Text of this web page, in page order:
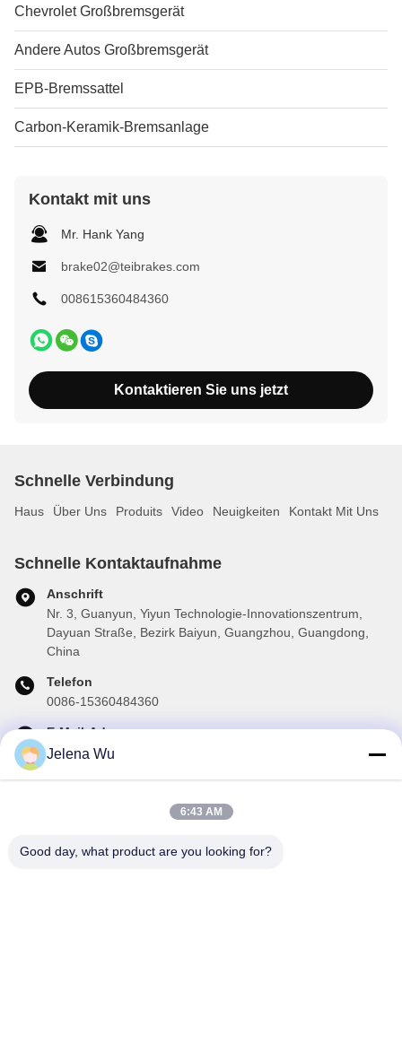
Chevrolet Großbremsgerät
Andere Autos Großbremsgerät
EPB-Bremssattel
Carbon-Keramik-Bremsanlage
Kontakt mit uns
Mr. Hank Yang
brake02@teibrakes.com
008615360484360
Kontaktieren Sie uns jetzt
Schnelle Verbindung
Haus Über Uns Produits Video Neuigkeiten Kontakt Mit Uns
Schnelle Kontaktaufnahme
Anschrift
Nr. 3, Guanyun, Yiyun Technologie-Innovationszentrum,
Dayuan Straße, Bezirk Baiyun, Guangzhou, Guangdong,
China
Telefon
0086-15360484360
E-Mail-Adresse
brake02@teibrakes.com
Abonnieren Sie unseren Newsletter für Rabatte und mehr.
Jelena Wu
6:43 AM
Good day, what product are you looking for?